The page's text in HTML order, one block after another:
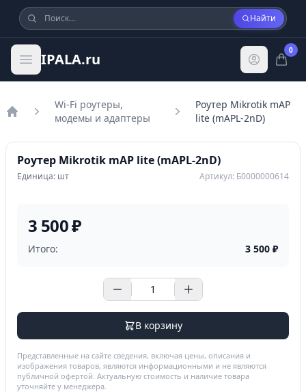
Найти
IPALA.ru
0
Wi-Fi роутеры,
модемы и адаптеры
Роутер Mikrotik mAP
lite (mAPL-2nD)
Роутер Mikrotik mAP lite (mAPL-2nD)
Единица: шт Артикул: Б0000000614
3 500 ₽
Итого: 3 500 ₽
В корзину
Представленные на сайте сведения, включая цены, описания и
изображения товаров, являются информационными и не являются
публичной офертой. Актуальную стоимость и наличие товара
уточняйте у менеджера.